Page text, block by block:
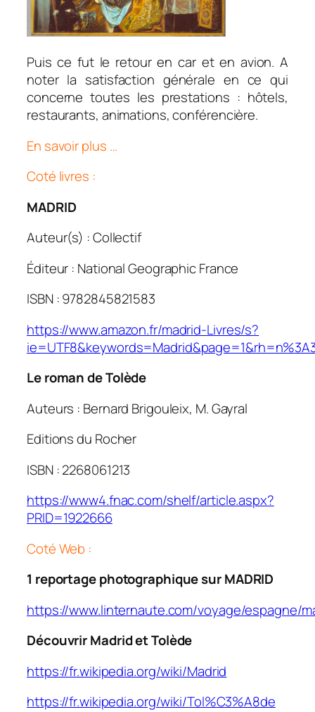
Puis ce fut le retour en car et en avion. A
noter la satisfaction générale en ce qui
concerne toutes les prestations : hôtels,
restaurants, animations, conférencière.
En savoir plus …
Coté livres :
MADRID
Auteur(s) : Collectif
Éditeur : National Geographic France
ISBN : 9782845821583
https://www.amazon.fr/madrid-Livres/s?
Le roman de Tolède
Auteurs : Bernard Brigouleix, M. Gayral
Editions du Rocher
ISBN : 2268061213
https://www4.fnac.com/shelf/article.aspx?
PRID=1922666
Coté Web :
1 reportage photographique sur MADRID
https://www.linternaute.com/voyage/espagne/
Découvrir Madrid et Tolède
https://fr.wikipedia.org/wiki/Madrid
https://fr.wikipedia.org/wiki/Tol%C3%A8de